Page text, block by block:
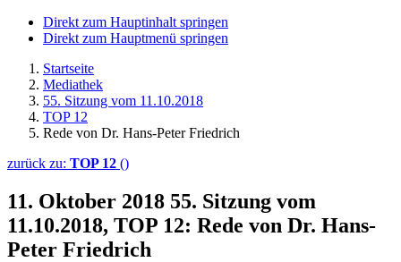
Direkt zum Hauptinhalt springen
Direkt zum Hauptmenü springen
Startseite
Mediathek
55. Sitzung vom 11.10.2018
TOP 12
Rede von Dr. Hans-Peter Friedrich
zurück zu: TOP 12 ()
11. Oktober 2018 55. Sitzung vom
11.10.2018, TOP 12: Rede von Dr. Hans-
Peter Friedrich